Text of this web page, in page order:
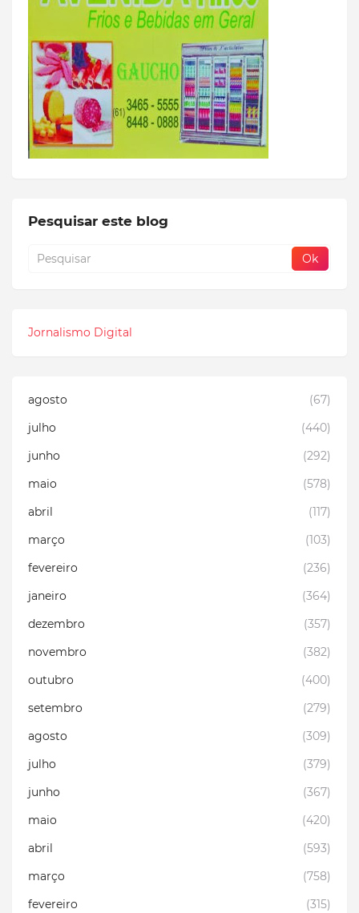
Pesquisar este blog
Jornalismo Digital
agosto
(67)
julho
(440)
junho
(292)
maio
(578)
abril
(117)
março
(103)
fevereiro
(236)
janeiro
(364)
dezembro
(357)
novembro
(382)
outubro
(400)
setembro
(279)
agosto
(309)
julho
(379)
junho
(367)
maio
(420)
abril
(593)
março
(758)
fevereiro
(315)